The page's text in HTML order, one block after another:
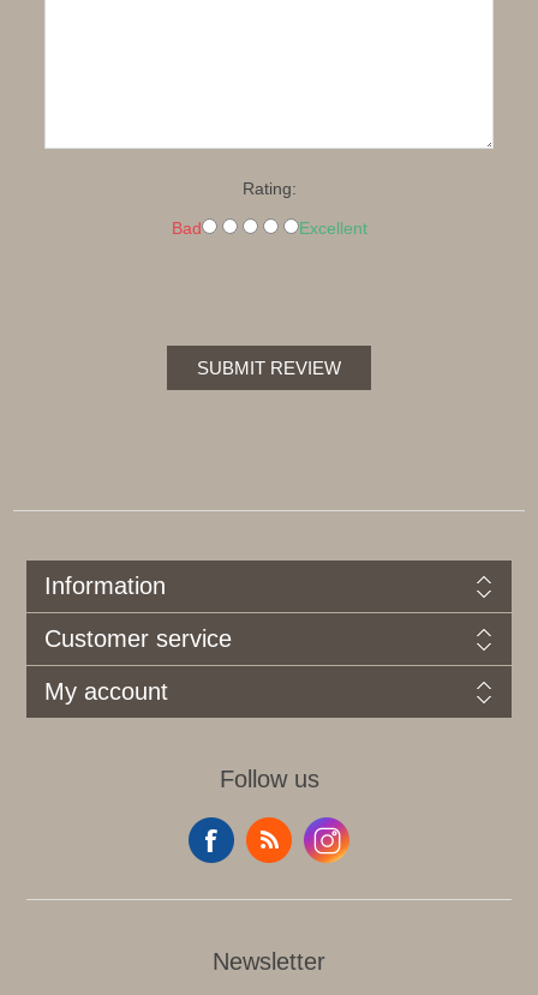
Rating:
Bad Excellent
SUBMIT REVIEW
Information
Customer service
My account
Follow us
Newsletter